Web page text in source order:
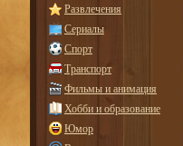
Развлечения
Сериалы
Спорт
Транспорт
Фильмы и анимация
Хобби и образование
Юмор